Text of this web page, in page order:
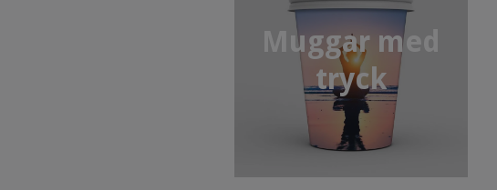
Muggar med
tryck